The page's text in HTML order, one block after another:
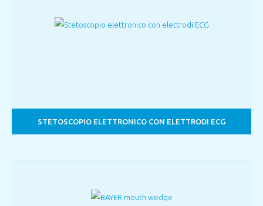
STETOSCOPIO ELETTRONICO CON ELETTRODI ECG